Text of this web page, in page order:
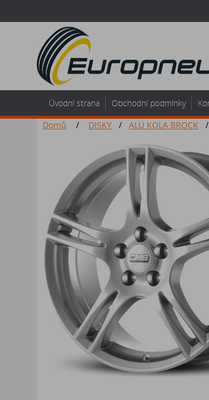
Úvodní strana Obchodní podmínky
Domů
/ DISKY / ALU KOLA BROCK /